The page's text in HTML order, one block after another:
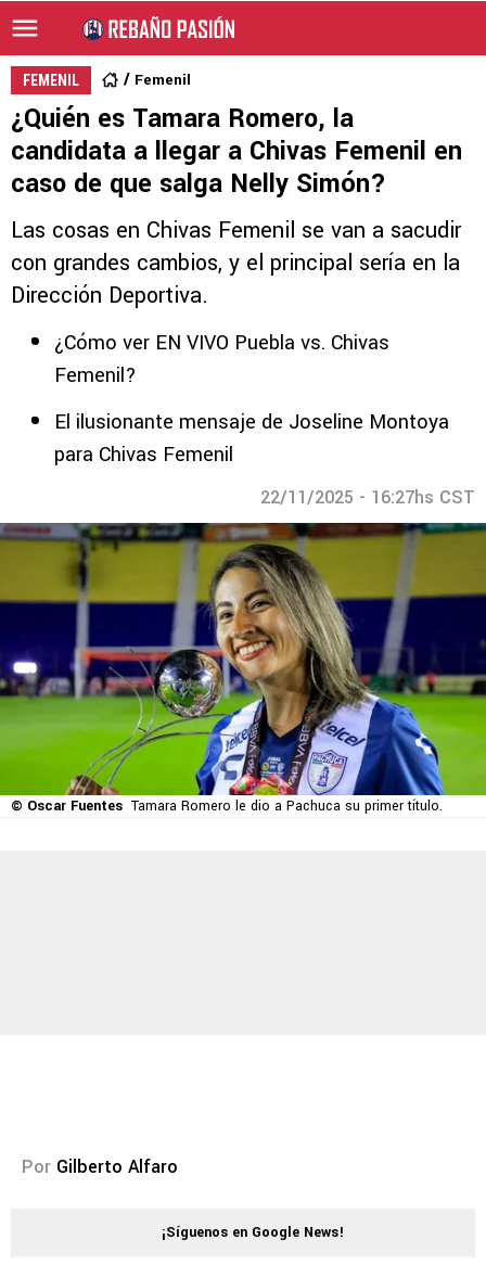
FEMENIL Femenil
¿Quién es Tamara Romero, la
candidata a llegar a Chivas Femenil en
caso de que salga Nelly Simón?
Las cosas en Chivas Femenil se van a sacudir
con grandes cambios, y el principal sería en la
Dirección Deportiva.
¿Cómo ver EN VIVO Puebla vs. Chivas
Femenil?
El ilusionante mensaje de Joseline Montoya
para Chivas Femenil
22/11/2025 - 16:27hs CST
© Oscar Fuentes Tamara Romero le dio a Pachuca su primer título.
Por Gilberto Alfaro
¡Síguenos en Google News!